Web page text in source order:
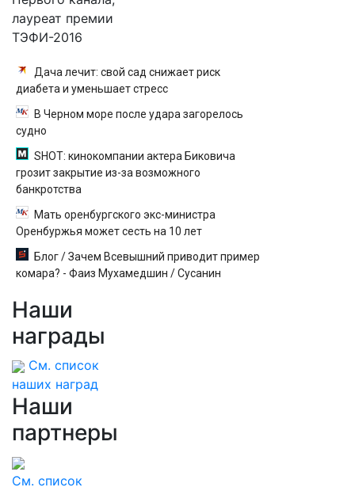
лауреат премии
ТЭФИ-2016
Дача лечит: свой сад снижает риск
диабета и уменьшает стресс
В Черном море после удара загорелось
судно
SHOT: кинокомпании актера Биковича
грозит закрытие из-за возможного
банкротства
Мать оренбургского экс-министра
Оренбуржья может сесть на 10 лет
Блог / Зачем Всевышний приводит пример
комара? - Фаиз Мухамедшин / Сусанин
Наши
награды
См. список
наших наград
Наши
партнеры
См. список